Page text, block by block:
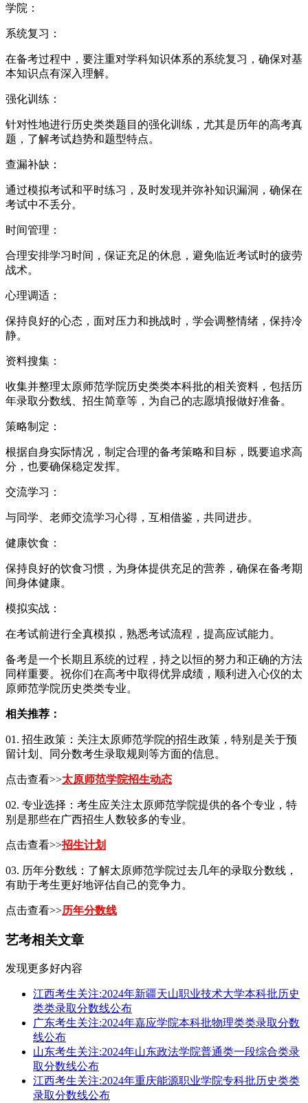
学院：
系统复习：
在备考过程中，要注重对学科知识体系的系统复习，确保对基
本知识点有深入理解。
强化训练：
针对性地进行历史类类题目的强化训练，尤其是历年的高考真
题，了解考试趋势和题型特点。
查漏补缺：
通过模拟考试和平时练习，及时发现并弥补知识漏洞，确保在
考试中不丢分。
时间管理：
合理安排学习时间，保证充足的休息，避免临近考试时的疲劳
战术。
心理调适：
保持良好的心态，面对压力和挑战时，学会调整情绪，保持冷
静。
资料搜集：
收集并整理太原师范学院历史类类本科批的相关资料，包括历
年录取分数线、招生简章等，为自己的志愿填报做好准备。
策略制定：
根据自身实际情况，制定合理的备考策略和目标，既要追求高
分，也要确保稳定发挥。
交流学习：
与同学、老师交流学习心得，互相借鉴，共同进步。
健康饮食：
保持良好的饮食习惯，为身体提供充足的营养，确保在备考期
间身体健康。
模拟实战：
在考试前进行全真模拟，熟悉考试流程，提高应试能力。
备考是一个长期且系统的过程，持之以恒的努力和正确的方法
同样重要。祝你们在高考中取得优异成绩，顺利进入心仪的太
原师范学院历史类类专业。
相关推荐：
01. 招生政策：关注太原师范学院的招生政策，特别是关于预
留计划、同分数考生录取规则等方面的信息。
点击查看>>太原师范学院招生动态
02. 专业选择：考生应关注太原师范学院提供的各个专业，特
别是那些在广西招生人数较多的专业。
点击查看>>招生计划
03. 历年分数线：了解太原师范学院过去几年的录取分数线，
有助于考生更好地评估自己的竞争力。
点击查看>>历年分数线
艺考相关文章
发现更多好内容
江西考生关注:2024年新疆天山职业技术大学本科批历史
类类录取分数线公布
广东考生关注:2024年嘉应学院本科批物理类类录取分数
线公布
山东考生关注:2024年山东政法学院普通类一段综合类录
取分数线公布
江西考生关注:2024年重庆能源职业学院专科批历史类类
录取分数线公布